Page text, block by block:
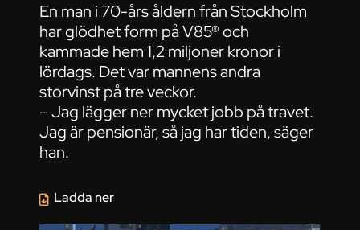
En man i 70-års åldern från Stockholm
har glödhet form på V85® och
kammade hem 1,2 miljoner kronor i
lördags. Det var mannens andra
storvinst på tre veckor.
– Jag lägger ner mycket jobb på travet.
Jag är pensionär, så jag har tiden, säger
han.
Ladda ner